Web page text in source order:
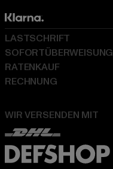
WIR VERSENDEN MIT
LASTSCHRIFT
SOFORTÜBERWEISUNG
RATENKAUF
RECHNUNG